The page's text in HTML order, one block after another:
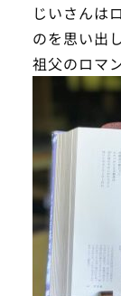
じいさんは
のを思い出
祖父のロマ